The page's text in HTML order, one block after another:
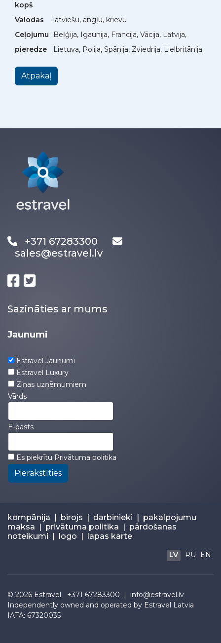
kopš
Valodas
latviešu, angļu, krievu
Ceļojumu
pieredze
Beļģija, Igaunija, Francija, Vācija, Latvija,
Lietuva, Polija, Spānija, Zviedrija, Lielbritānija
Atpakaļ
+371 67283300
sales@estravel.lv
Sazināties ar mums
Jaunumi
Estravel Jaunumi
Estravel Luxury
Ziņas uzņēmumiem
Vārds
E-pasts
Es piekrītu Privātuma politika
Pierakstīties
kompānija | birojs | darbinieki | pakalpojumu
maksa | privātuma politika | pārdošanas
noteikumi | logo | lapas karte
LV RU EN
© 2026 Estravel +371 67283300 | info@estravel.lv
Independently owned and operated by Estravel Latvia
IATA: 67320035